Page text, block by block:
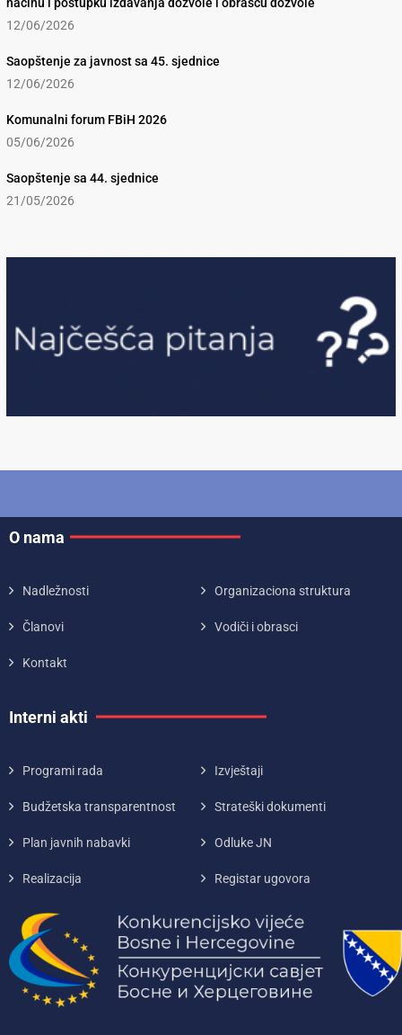
12/06/2026
Saopštenje za javnost sa 45. sjednice
12/06/2026
Komunalni forum FBiH 2026
05/06/2026
Saopštenje sa 44. sjednice
21/05/2026
O nama
Nadležnosti Organizaciona struktura
Članovi Vodiči i obrasci
Kontakt
Interni akti
Programi rada Izvještaji
Budžetska transparentnost Strateški dokumenti
Plan javnih nabavki Odluke JN
Realizacija Registar ugovora